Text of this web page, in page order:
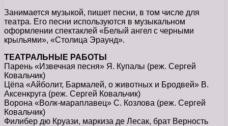
Занимается музыкой, пишет песни, в том числе для
театра. Его песни используются в музыкальном
оформлении спектаклей «Белый ангел с черными
крыльями», «Столица Эраунд».
ТЕАТРАЛЬНЫЕ РАБОТЫ
Парень «Извечная песня» Я. Купалы (реж. Сергей
Ковальчик)
Цёпа «Айболит, Бармалей, о животных и Бродвей» В.
Аксенкруга (реж. Сергей Ковальчик)
Ворона «Волк-мараплавец» С. Козлова (реж. Сергей
Ковальчик)
Филибер дю Круази, маркиза де Лесак, брат Верность